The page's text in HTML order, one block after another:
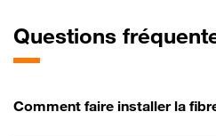
Questions
Comment faire installer la